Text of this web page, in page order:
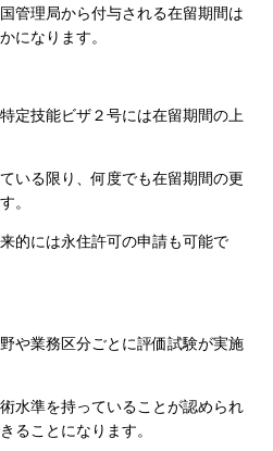
管理局から付与される在留期間は
になります。
定技能ビザ２号には在留期間の上
いる限り、何度でも在留期間の更
。
的には永住許可の申請も可能で
や業務区分ごとに評価試験が実施
水準を持っていることが認められ
ることになります。